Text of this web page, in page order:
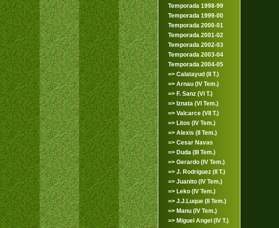
Temporada 1998-99
Temporada 1999-00
Temporada 2000-01
Temporada 2001-02
Temporada 2002-03
Temporada 2003-04
Temporada 2004-05
=> Calatayud (II T.)
=> Arnau (IV Tem.)
=> F. Sanz (VI T.)
=> Iznata (VI Tem.)
=> Valcarce (VII T.)
=> Litos (IV Tem.)
=> Alexis (II Tem.)
=> Cesar Navas
=> Duda (III Tem.)
=> Gerardo (IV Tem.)
=> J. Rodriguez (II T.)
=> Juanito (IV Tem.)
=> Leko (IV Tem.)
=> J.J.Luque (II Tem.)
=> Manu (IV Tem.)
=> Miguel Angel (IV T.)